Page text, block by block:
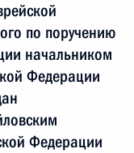
по поручению
начальником
Федерации
Федерации